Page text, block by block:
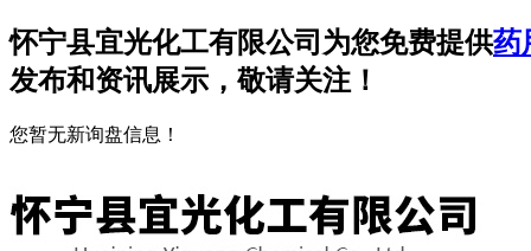
怀宁县宜光化工有限公司为您免费提供药
发布和资讯展示，敬请关注！
您暂无新询盘信息！